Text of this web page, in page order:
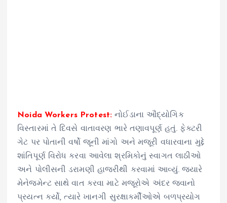
Noida Workers Protest: નોઈડાના ઔદ્યોગિક
વિસ્તારમાં તે દિવસે વાતાવરણ ભારે તણાવપૂર્ણ હતું. ફેક્ટરી
ગેટ પર પોતાની વર્ષો જૂની માંગો અને મજૂરી વધારવાના મુદ્દે
શાંતિપૂર્ણ વિરોધ કરવા આવેલા શ્રમિકોનું સ્વાગત લાઠીઓ
અને પોલીસની ડરામણી હાજરીથી કરવામાં આવ્યું. જ્યારે
મેનેજમેન્ટ સાથે વાત કરવા માટે મજૂરોએ અંદર જવાનો
પ્રયત્ન કર્યો, ત્યારે ખાનગી સુરક્ષાકર્મીઓએ બળપ્રયોગ